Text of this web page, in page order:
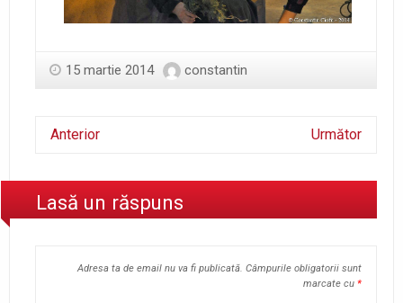
15 martie 2014 constantin
Anterior Următor
Lasă un răspuns
Adresa ta de email nu va fi publicată. Câmpurile obligatorii sunt
marcate cu *